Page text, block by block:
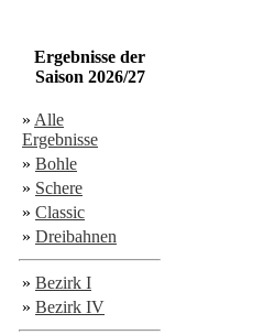
Ergebnisse der
Saison 2026/27
» Alle
Ergebnisse
» Bohle
» Schere
» Classic
» Dreibahnen
» Bezirk I
» Bezirk IV